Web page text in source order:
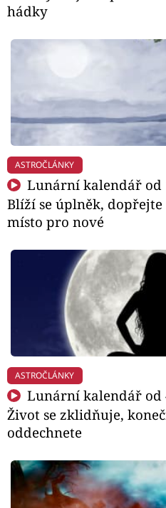
hádky
ASTROČLÁNKY
Lunární kalendář od
Blíží se úplněk,
místo pro nové
ASTROČLÁNKY
Lunární kalendář od
Život se zklidňuje,
oddechnete